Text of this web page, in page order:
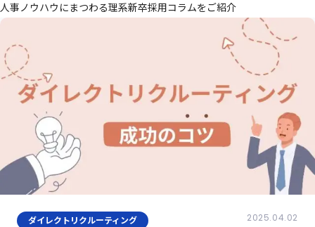
人事ノウハウにまつわる理系新卒採用コラムをご紹介
ダイレクトリクルーティング 2025.04.02